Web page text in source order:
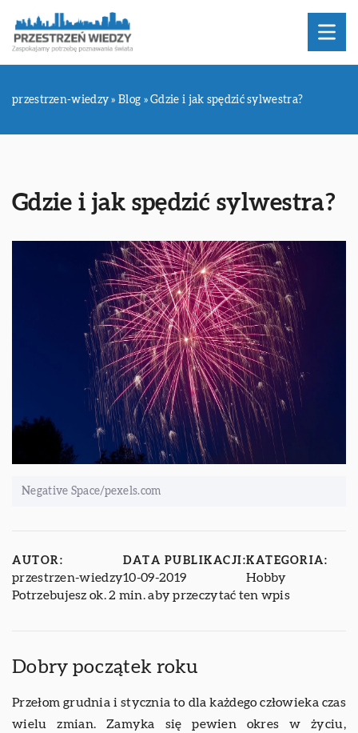
przestrzen-wiedzy »Blog »Gdzie i jak spędzić sylwestra?
Gdzie i jak spędzić sylwestra?
Negative Space/pexels.com
AUTOR:
przestrzen-wiedzy
DATA PUBLIKACJI:
10-09-2019
KATEGORIA:
Hobby
Potrzebujesz ok. 2 min. aby przeczytać ten wpis
Dobry początek roku
Przełom grudnia i stycznia to dla każdego człowieka czas
wielu zmian. Zamyka się pewien okres w życiu,